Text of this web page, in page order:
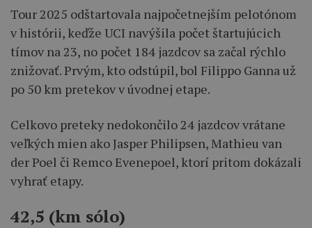
Tour 2025 odštartovala najpočetnejším pelotónom
v histórii, keďže UCI navýšila počet štartujúcich
tímov na 23, no počet 184 jazdcov sa začal rýchlo
znižovať. Prvým, kto odstúpil, bol Filippo Ganna už
po 50 km pretekov v úvodnej etape.
Celkovo preteky nedokončilo 24 jazdcov vrátane
veľkých mien ako Jasper Philipsen, Mathieu van
der Poel či Remco Evenepoel, ktorí pritom dokázali
vyhrať etapy.
42,5 (km sólo)